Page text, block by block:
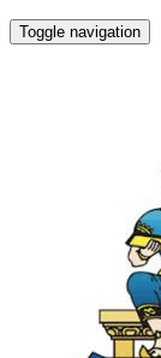
Toggle navigation